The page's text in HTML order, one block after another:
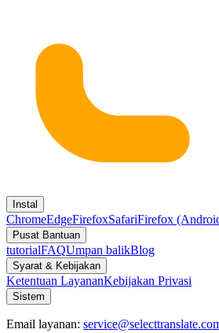
Instal
ChromeEdgeFirefoxSafariFirefox
Pusat Bantuan
tutorialFAQUmpan balikBlog
Syarat & Kebijakan
Ketentuan LayananKebijakan Privasi
Sistem
Email layanan: